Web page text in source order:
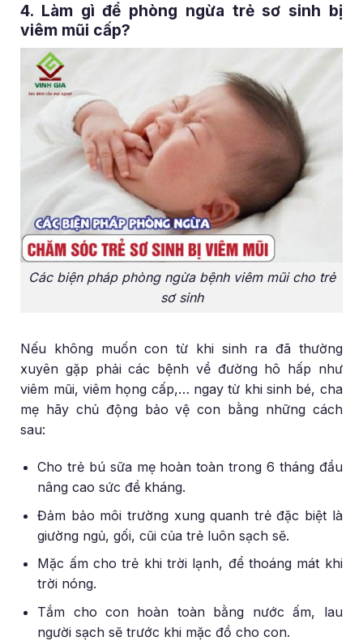
4. Làm gì để phòng ngừa trẻ sơ sinh bị
viêm mũi cấp?
Các biện pháp phòng ngừa bệnh viêm mũi cho trẻ
sơ sinh
Nếu không muốn con từ khi sinh ra đã thường
xuyên gặp phải các bệnh về đường hô hấp như
viêm mũi, viêm họng cấp,… ngay từ khi sinh bé, cha
mẹ hãy chủ động bảo vệ con bằng những cách
sau:
Cho trẻ bú sữa mẹ hoàn toàn trong 6 tháng đầu
nâng cao sức đề kháng.
Đảm bảo môi trường xung quanh trẻ đặc biệt là
giường ngủ, gối, cũi của trẻ luôn sạch sẽ.
Mặc ấm cho trẻ khi trời lạnh, để thoáng mát khi
trời nóng.
Tắm cho con hoàn toàn bằng nước ấm, lau
người sạch sẽ trước khi mặc đồ cho con.